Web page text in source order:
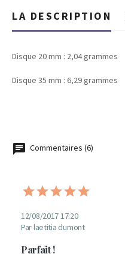
LA DESCRIPTION
Disque 20 mm : 2,04 grammes
Disque 35 mm : 6,29 grammes
Commentaires (6)
12/08/2017 17:20
Par laetitia dumont
Parfait !